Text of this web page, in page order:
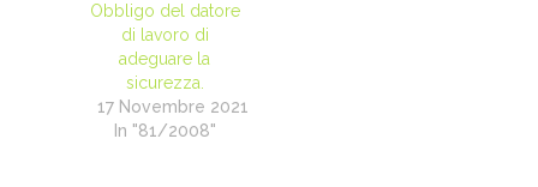
Obbligo del datore
di lavoro di
adeguare la
sicurezza.
17 Novembre 2021
In "81/2008"